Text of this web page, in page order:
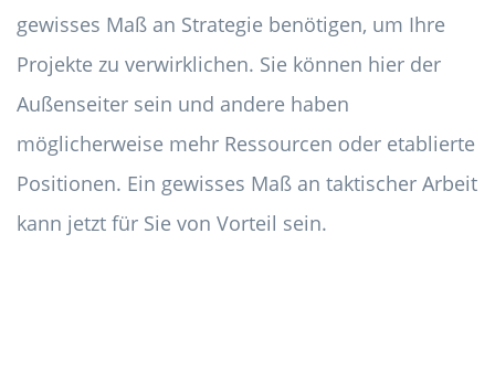
gewisses Maß an Strategie benötigen, um Ihre
Projekte zu verwirklichen. Sie können hier der
Außenseiter sein und andere haben
möglicherweise mehr Ressourcen oder etablierte
Positionen. Ein gewisses Maß an taktischer Arbeit
kann jetzt für Sie von Vorteil sein.